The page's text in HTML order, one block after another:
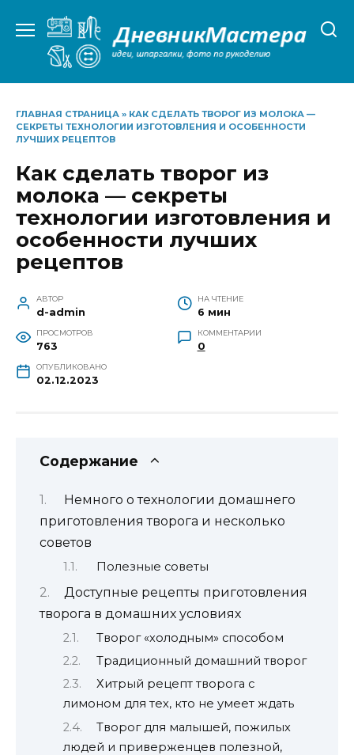
содержанию
ГЛАВНАЯ СТРАНИЦА » КАК СДЕЛАТЬ ТВОРОГ ИЗ МОЛОКА —
СЕКРЕТЫ ТЕХНОЛОГИИ ИЗГОТОВЛЕНИЯ И ОСОБЕННОСТИ
ЛУЧШИХ РЕЦЕПТОВ
Как сделать творог из
молока — секреты
технологии изготовления и
особенности лучших
рецептов
АВТОР
d-admin
НА ЧТЕНИЕ
6 мин
ПРОСМОТРОВ
763
КОММЕНТАРИИ
0
ОПУБЛИКОВАНО
02.12.2023
Содержание
Немного о технологии домашнего
приготовления творога и несколько
советов
Полезные советы
Доступные рецепты приготовления
творога в домашних условиях
Творог «холодным» способом
Традиционный домашний творог
Хитрый рецепт творога с
лимоном для тех, кто не умеет ждать
Творог для малышей, пожилых
людей и приверженцев полезной,